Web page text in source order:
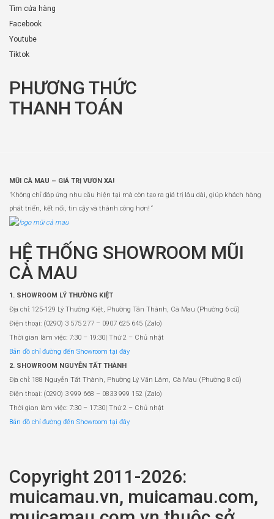
Tìm cửa hàng
Facebook
Youtube
Tiktok
PHƯƠNG THỨC
THANH TOÁN
MŨI CÀ MAU – GIÁ TRỊ VƯƠN XA!
“Không chỉ đáp ứng nhu cầu hiện tại mà còn tạo ra giá trị lâu dài, giúp khách hàng
phát triển, kết nối, tin cậy và thành công hơn! ”
HỆ THỐNG SHOWROOM MŨI
CÀ MAU
1. SHOWROOM LÝ THƯỜNG KIỆT
Địa chỉ: 125-129 Lý Thường Kiệt, Phường Tân Thành, Cà Mau (Phường 6 cũ)
Điện thoại: (0290) 3 575 277 – 0907 625 645 (Zalo)
Thời gian làm việc: 7:30 – 19:30| Thứ 2 – Chủ nhật
Bản đồ chỉ đường đến Showroom tại đây
2. SHOWROOM NGUYỄN TẤT THÀNH
Địa chỉ: 188 Nguyễn Tất Thành, Phường Lý Văn Lâm, Cà Mau (Phường 8 cũ)
Điện thoại: (0290) 3 999 668 – 0833 999 152 (Zalo)
Thời gian làm việc: 7:30 – 17:30| Thứ 2 – Chủ nhật
Bản đồ chỉ đường đến Showroom tại đây
Copyright 2011-2026:
muicamau.vn, muicamau.com,